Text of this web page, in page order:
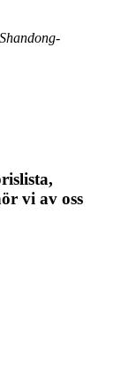
vi av oss